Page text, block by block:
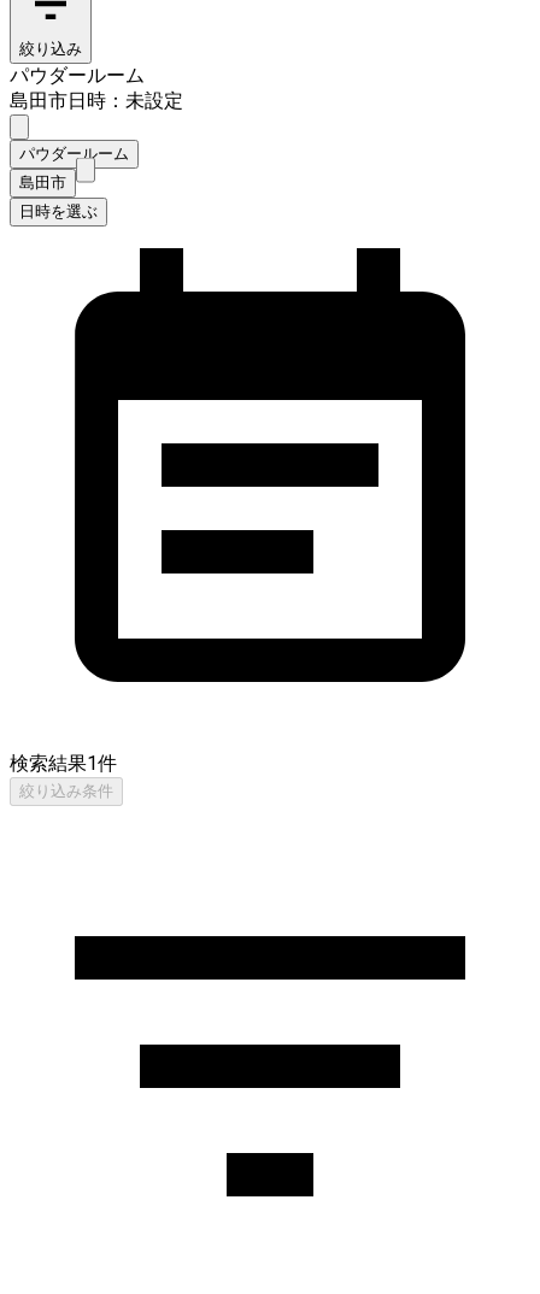
絞り込み
パウダールーム
島田市日時：未設定
パウダールーム
島田市
日時を選ぶ
検索結果1件
絞り込み条件